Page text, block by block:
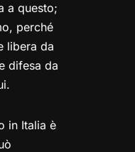
a questo;
perché
libera da
difesa da
in Italia è